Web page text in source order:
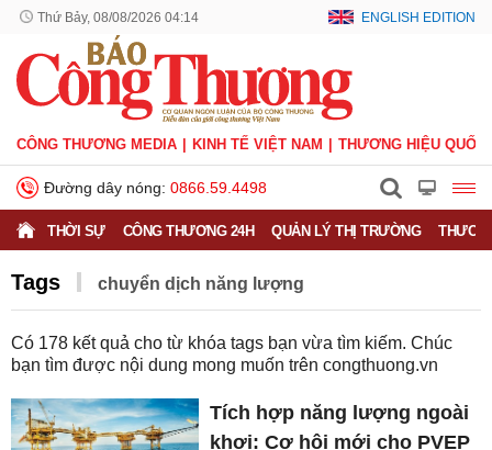
Thứ Bảy, 08/08/2026 04:14 ENGLISH EDITION
CÔNG THƯƠNG MEDIA KINH TẾ VIỆT NAM THƯƠNG HIỆU QUỐC
Đường dây nóng: 0866.59.4498
THỜI SỰ CÔNG THƯƠNG 24H QUẢN LÝ THỊ TRƯỜNG
Tags chuyển dịch năng lượng
Có 178 kết quả cho từ khóa tags bạn vừa tìm kiếm. Chúc
bạn tìm được nội dung mong muốn trên congthuong.vn
Tích hợp năng lượng ngoài
khơi: Cơ hội mới cho PVEP